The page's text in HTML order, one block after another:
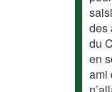
des
du
en
ami